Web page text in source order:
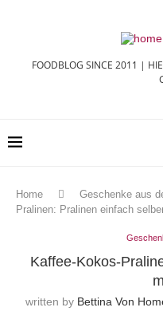
FOODBLOG SINCE 2011 |
Home Geschenke aus
Pralinen: Pralinen einfach
Kaffee-Kokos-
written by Bettina Von